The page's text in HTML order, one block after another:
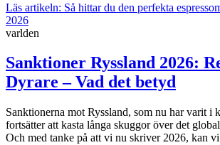
Läs artikeln: Så hittar du den perfekta
2026
varlden
Sanktioner Ryssland 2026:
Dyrare – Vad det betyd
Sanktionerna mot Ryssland, som nu har varit i
fortsätter att kasta långa skuggor över det
Och med tanke på att vi nu skriver 2026, kan